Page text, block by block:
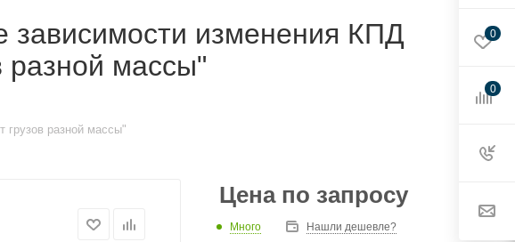
зависимости изменения КПД
разной массы"
грузов разной массы"
Цена по запросу
Много Нашли дешевле?
0
0